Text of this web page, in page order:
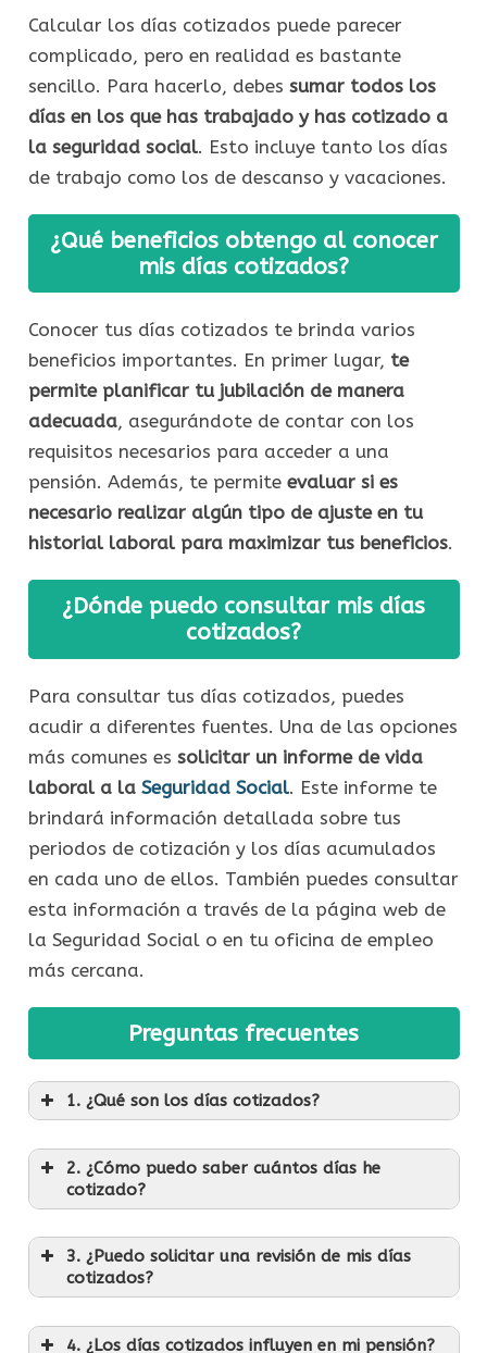
Calcular los días cotizados puede parecer
complicado, pero en realidad es bastante
sencillo. Para hacerlo, debes sumar todos los
días en los que has trabajado y has cotizado a
la seguridad social. Esto incluye tanto los días
de trabajo como los de descanso y vacaciones.
¿Qué beneficios obtengo al conocer
mis días cotizados?
Conocer tus días cotizados te brinda varios
beneficios importantes. En primer lugar, te
permite planificar tu jubilación de manera
adecuada, asegurándote de contar con los
requisitos necesarios para acceder a una
pensión. Además, te permiteevaluar si es
necesario realizar algún tipo de ajuste en tu
historial laboral para maximizar tus beneficios.
¿Dónde puedo consultar mis días
cotizados?
Para consultar tus días cotizados, puedes
acudir a diferentes fuentes. Una de las opciones
más comunes es solicitar un informe de vida
laboral a la Seguridad Social. Este informe te
brindará información detallada sobre tus
periodos de cotización y los días acumulados
en cada uno de ellos. También puedes consultar
esta información a través de la página web de
la Seguridad Social o en tu oficina de empleo
más cercana.
Preguntas frecuentes
1. ¿Qué son los días cotizados?
2. ¿Cómo puedo saber cuántos días he
cotizado?
3. ¿Puedo solicitar una revisión de mis días
cotizados?
4. ¿Los días cotizados influyen en mi pensión?